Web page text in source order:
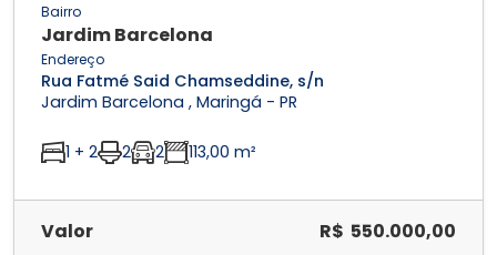
Bairro
Jardim Barcelona
Endereço
Rua Fatmé Said Chamseddine, s/n
Jardim Barcelona , Maringá - PR
1 + 2 2 2 113,00 m²
Valor R$ 550.000,00